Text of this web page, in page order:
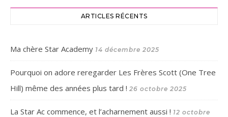
ARTICLES RÉCENTS
Ma chère Star Academy 14 décembre 2025
Pourquoi on adore reregarder Les Frères Scott (One Tree
Hill) même des années plus tard ! 26 octobre 2025
La Star Ac commence, et l’acharnement aussi ! 12 octobre